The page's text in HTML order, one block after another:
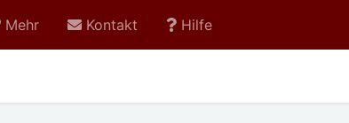
Mehr Kontakt Hilfe